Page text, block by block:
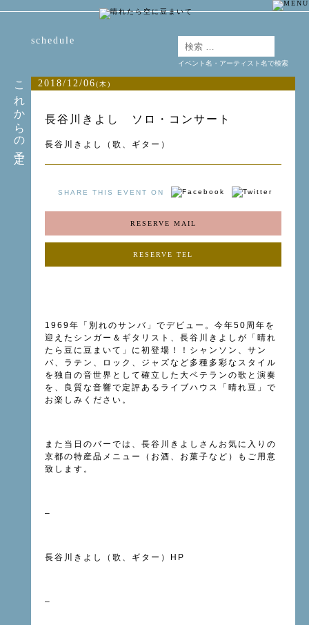
これからの予定
schedule
2018/12/06(木)
長谷川きよし ソロ・コンサート
長谷川きよし（歌、ギター）
SHARE THIS EVENT ON
RESERVE MAIL
RESERVE TEL
1969年「別れのサンバ」でデビュー。今年50周年を
迎えたシンガー＆ギタリスト、長谷川きよしが「晴れ
たら豆に豆まいて」に初登場！！シャンソン、サン
バ、ラテン、ロック、ジャズなど多種多彩なスタイル
を独自の音世界として確立した大ベテランの歌と演奏
を、良質な音響で定評あるライブハウス「晴れ豆」で
お楽しみください。
また当日のバーでは、長谷川きよしさんお気に入りの
京都の特産品メニュー（お酒、お菓子など）もご用意
致します。
–
長谷川きよし（歌、ギター） HP
–
イベント名・アーティスト名で検索